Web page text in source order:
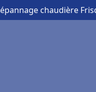
chaudière